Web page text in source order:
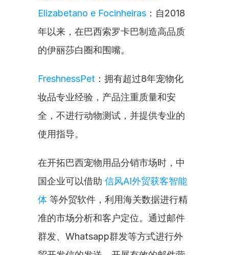
Elizabetano e Focinheiras ：自2018
年以来，在巴西索罗卡巴制造高品质
的伊丽莎白圈和围嘴。
FreshnessPet ：拥有超过8年宠物化
妆品专业经验，产品注重质量和安
全，不进行动物测试，并提供专业的
使用指导。
在开拓巴西宠物用品分销市场时，中
国企业可以借助 信风AI外贸获客智能
体 等外贸软件，利用海关数据进行精
准的市场分析和客户定位。通过邮件
群发、Whatsapp群发等方式进行外